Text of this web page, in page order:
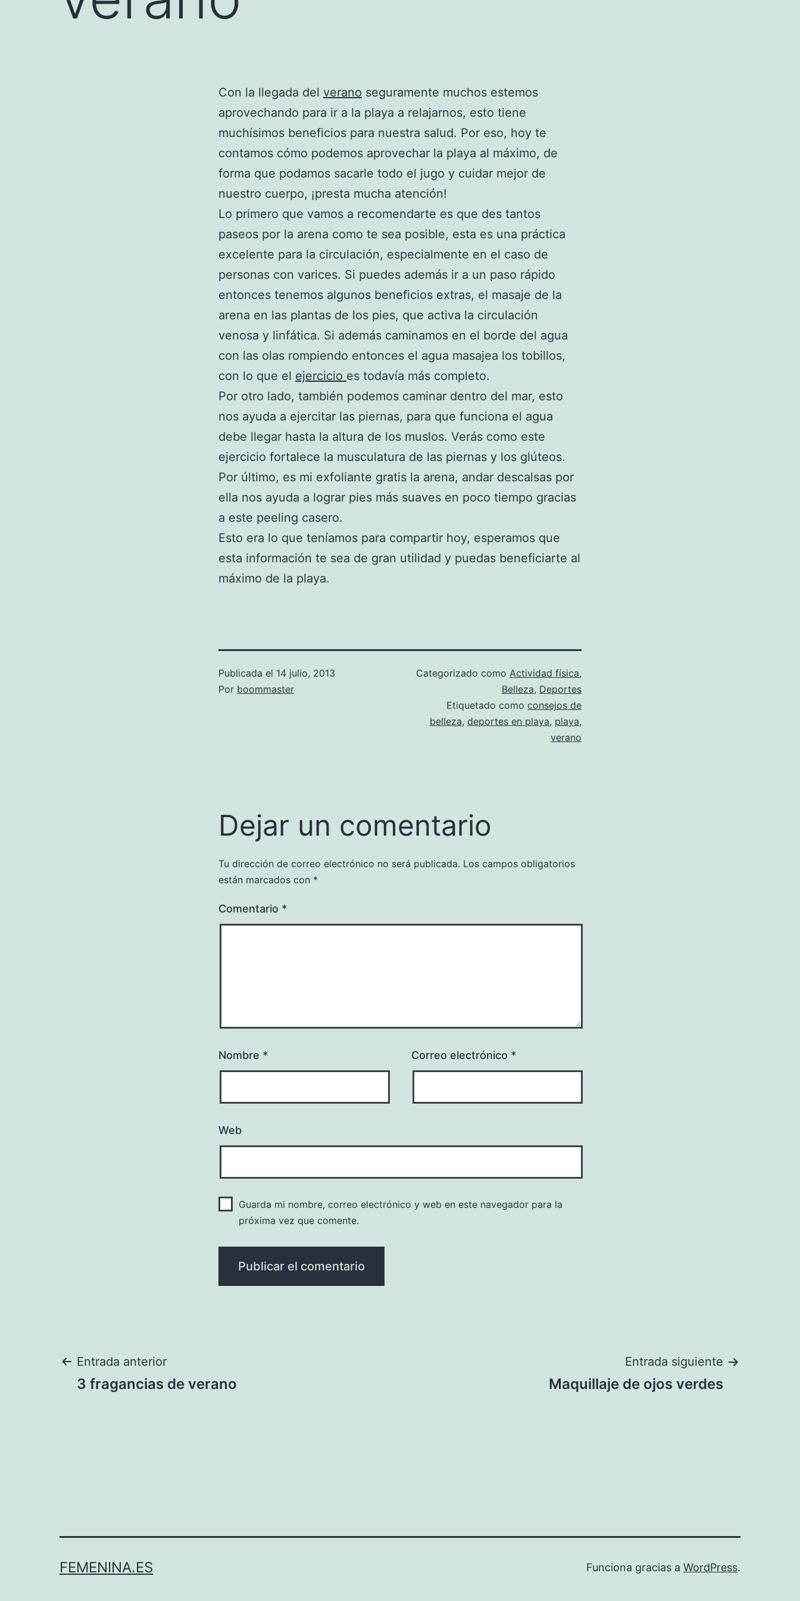
Con la llegada del verano seguramente muchos estemos
aprovechando para ir a la playa a relajarnos, esto tiene
muchísimos beneficios para nuestra salud. Por eso, hoy te
contamos cómo podemos aprovechar la playa al máximo, de
forma que podamos sacarle todo el jugo y cuidar mejor de
nuestro cuerpo, ¡presta mucha atención!
Lo primero que vamos a recomendarte es que des tantos
paseos por la arena como te sea posible, esta es una práctica
excelente para la circulación, especialmente en el caso de
personas con varices. Si puedes además ir a un paso rápido
entonces tenemos algunos beneficios extras, el masaje de la
arena en las plantas de los pies, que activa la circulación
venosa y linfática. Si además caminamos en el borde del agua
con las olas rompiendo entonces el agua masajea los tobillos,
con lo que el ejercicio es todavía más completo.
Por otro lado, también podemos caminar dentro del mar, esto
nos ayuda a ejercitar las piernas, para que funciona el agua
debe llegar hasta la altura de los muslos. Verás como este
ejercicio fortalece la musculatura de las piernas y los glúteos.
Por último, es mi exfoliante gratis la arena, andar descalsas por
ella nos ayuda a lograr pies más suaves en poco tiempo gracias
a este peeling casero.
Esto era lo que teníamos para compartir hoy, esperamos que
esta información te sea de gran utilidad y puedas beneficiarte al
máximo de la playa.
Publicada el 14 julio, 2013
Por boommaster
Categorizado como Actividad física,
Belleza, Deportes
Etiquetado como consejos de
belleza, deportes en playa, playa,
verano
Dejar un comentario
Tu dirección de correo electrónico no será publicada. Los campos obligatorios
están marcados con *
Comentario *
Nombre * Correo electrónico *
Web
Guarda mi nombre, correo electrónico y web en este navegador para la
próxima vez que comente.
Navegación
Entrada anterior
3 fragancias de verano
Entrada siguiente
Maquillaje de ojos verdes
FEMENINA.ES Funciona gracias a WordPress.